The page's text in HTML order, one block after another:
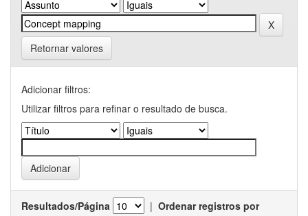
Retornar valores
Adicionar filtros:
Utilizar filtros para refinar o resultado de busca.
Resultados/Página | Ordenar registros por